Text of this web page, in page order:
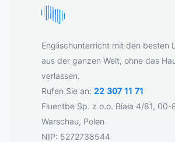
Englischunterricht mit den besten
aus der ganzen Welt, ohne das
verlassen.
Rufen Sie an: 22 307 11 71
Fluentbe Sp. z o.o. Biała 4/81, 00-
Warschau, Polen
NIP: 5272738544